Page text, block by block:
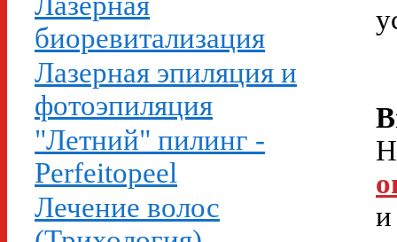
биоревитализация
Лазерная эпиляция и
фотоэпиляция
"Летний" пилинг -
Perfeitopeel
Лечение волос
и